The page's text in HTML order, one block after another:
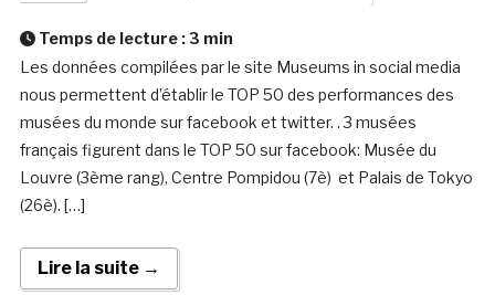
Temps de lecture : 3 min
Les données compilées par le site Museums in social media
nous permettent d’établir le TOP 50 des performances des
musées du monde sur facebook et twitter. . 3 musées
français figurent dans le TOP 50 sur facebook: Musée du
Louvre (3ème rang), Centre Pompidou (7è) et Palais de Tokyo
(26è). […]
Lire la suite →